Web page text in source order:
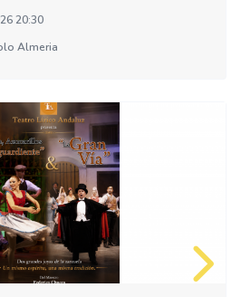
20:30
Almeria